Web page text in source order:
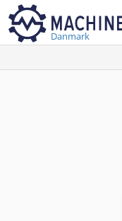
Danmark